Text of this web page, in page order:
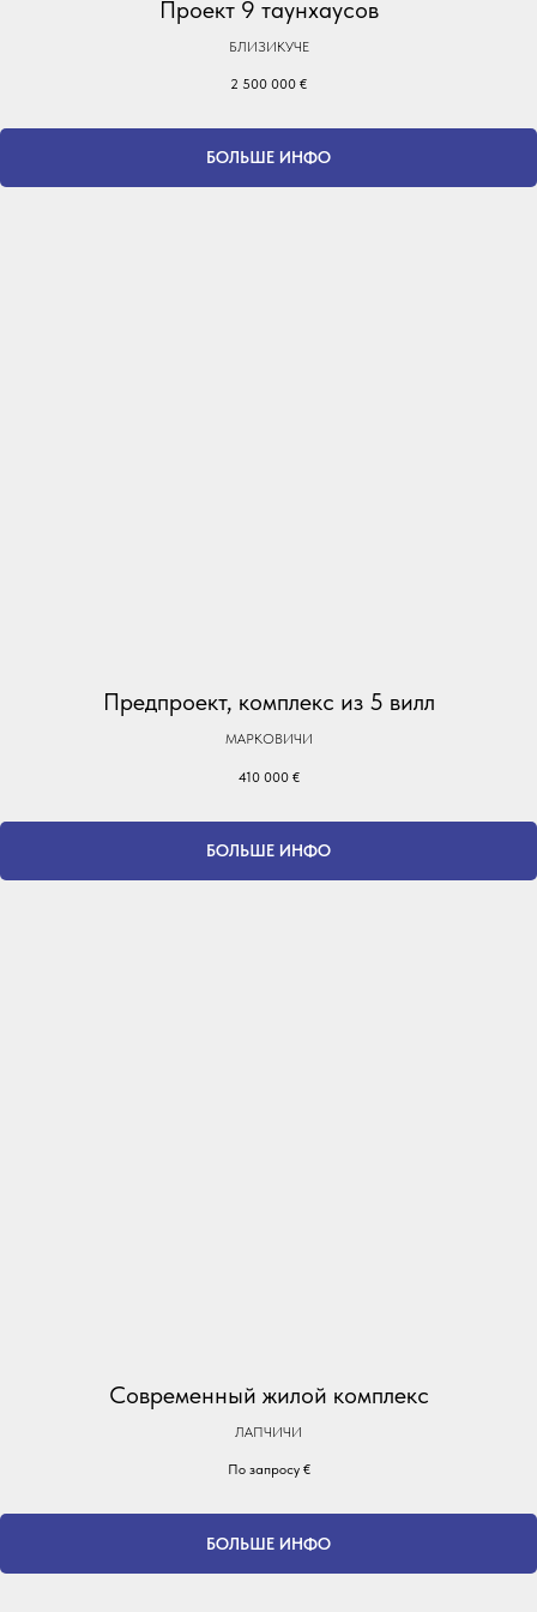
Проект 9 таунхаусов
БЛИЗИКУЧЕ
2 500 000 €
БОЛЬШЕ ИНФО
Предпроект, комплекс из 5 вилл
МАРКОВИЧИ
410 000 €
БОЛЬШЕ ИНФО
Современный жилой комплекс
ЛАПЧИЧИ
По запросу €
БОЛЬШЕ ИНФО